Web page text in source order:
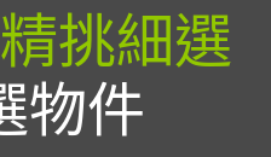
精挑細選
物件